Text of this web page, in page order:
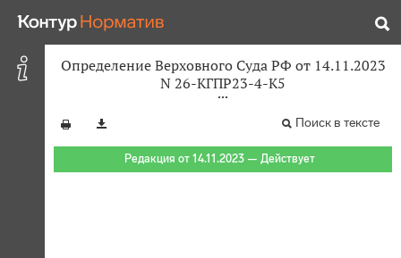
Определение Верховного Суда РФ от 14.11.2023
N 26-КГПР23-4-К5
Поиск в тексте
Редакция от 14.11.2023 — Действует